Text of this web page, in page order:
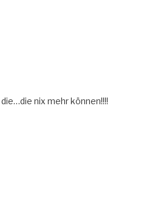
nix mehr können!!!!